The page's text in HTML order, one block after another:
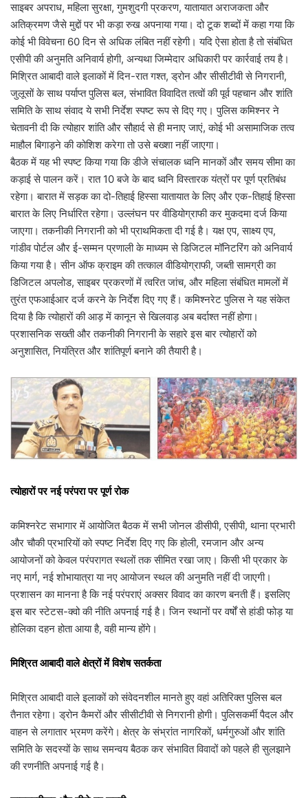
साइबर अपराध, महिला सुरक्षा, गुमशुदगी प्रकरण, यातायात अराजकता और
अतिक्रमण जैसे मुद्दों पर भी कड़ा रुख अपनाया गया। दो टूक शब्दों में कहा गया कि
कोई भी विवेचना 60 दिन से अधिक लंबित नहीं रहेगी। यदि ऐसा होता है तो संबंधित
एसीपी की अनुमति अनिवार्य होगी, अन्यथा जिम्मेदार अधिकारी पर कार्रवाई तय है।
मिश्रित आबादी वाले इलाकों में दिन-रात गश्त, ड्रोन और सीसीटीवी से निगरानी,
जुलूसों के साथ पर्याप्त पुलिस बल, संभावित विवादित तत्वों की पूर्व पहचान और शांति
समिति के साथ संवाद ये सभी निर्देश स्पष्ट रूप से दिए गए। पुलिस कमिश्नर ने
चेतावनी दी कि त्योहार शांति और सौहार्द से ही मनाए जाएं, कोई भी असामाजिक तत्व
माहौल बिगाड़ने की कोशिश करेगा तो उसे बख्शा नहीं जाएगा।
बैठक में यह भी स्पष्ट किया गया कि डीजे संचालक ध्वनि मानकों और समय सीमा का
कड़ाई से पालन करें। रात 10 बजे के बाद ध्वनि विस्तारक यंत्रों पर पूर्ण प्रतिबंध
रहेगा। बारात में सड़क का दो-तिहाई हिस्सा यातायात के लिए और एक-तिहाई हिस्सा
बारात के लिए निर्धारित रहेगा। उल्लंघन पर वीडियोग्राफी कर मुकदमा दर्ज किया
जाएगा। तकनीकी निगरानी को भी प्राथमिकता दी गई है। यक्ष एप, साक्ष्य एप,
गांडीव पोर्टल और ई-सम्मन प्रणाली के माध्यम से डिजिटल मॉनिटरिंग को अनिवार्य
किया गया है। सीन ऑफ क्राइम की तत्काल वीडियोग्राफी, जब्ती सामग्री का
डिजिटल अपलोड, साइबर प्रकरणों में त्वरित जांच, और महिला संबंधित मामलों में
तुरंत एफआईआर दर्ज करने के निर्देश दिए गए हैं। कमिश्नरेट पुलिस ने यह संकेत
दिया है कि त्योहारों की आड़ में कानून से खिलवाड़ अब बर्दाश्त नहीं होगा।
प्रशासनिक सख्ती और तकनीकी निगरानी के सहारे इस बार त्योहारों को
अनुशासित, नियंत्रित और शांतिपूर्ण बनाने की तैयारी है।
त्योहारों पर नई परंपरा पर पूर्ण रोक
कमिश्नरेट सभागार में आयोजित बैठक में सभी जोनल डीसीपी, एसीपी, थाना प्रभारी
और चौकी प्रभारियों को स्पष्ट निर्देश दिए गए कि होली, रमजान और अन्य
आयोजनों को केवल परंपरागत स्थलों तक सीमित रखा जाए। किसी भी प्रकार के
नए मार्ग, नई शोभायात्रा या नए आयोजन स्थल की अनुमति नहीं दी जाएगी।
प्रशासन का मानना है कि नई परंपराएं अक्सर विवाद का कारण बनती हैं। इसलिए
इस बार स्टेटस-क्वो की नीति अपनाई गई है। जिन स्थानों पर वर्षों से हांडी फोड़ या
होलिका दहन होता आया है, वही मान्य होंगे।
मिश्रित आबादी वाले क्षेत्रों में विशेष सतर्कता
मिश्रित आबादी वाले इलाकों को संवेदनशील मानते हुए वहां अतिरिक्त पुलिस बल
तैनात रहेगा। ड्रोन कैमरों और सीसीटीवी से निगरानी होगी। पुलिसकर्मी पैदल और
वाहन से लगातार भ्रमण करेंगे। क्षेत्र के संभ्रांत नागरिकों, धर्मगुरुओं और शांति
समिति के सदस्यों के साथ समन्वय बैठक कर संभावित विवादों को पहले ही सुलझाने
की रणनीति अपनाई गई है।